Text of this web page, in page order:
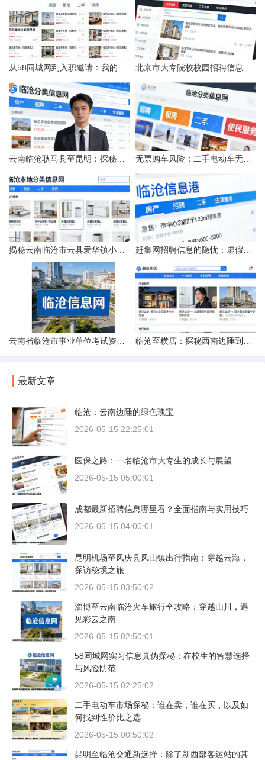
最新文章
临沧：云南边陲的绿色瑰宝
2026-05-15 22:25:01
医保之路：一名临沧市大专生的成长与展望
2026-05-15 05:00:01
成都最新招聘信息哪里看？全面指南与实用技巧
2026-05-15 04:00:01
昆明机场至凤庆县凤山镇出行指南：穿越云海，
探访秘境之旅
2026-05-15 03:50:02
淄博至云南临沧火车旅行全攻略：穿越山川，遇
见彩云之南
2026-05-15 02:50:01
58同城网实习信息真伪探秘：在校生的智慧选择
与风险防范
2026-05-15 02:25:02
二手电动车市场探秘：谁在卖，谁在买，以及如
何找到性价比之选
2026-05-15 00:50:02
昆明至临沧交通新选择：除了新西部客运站的其